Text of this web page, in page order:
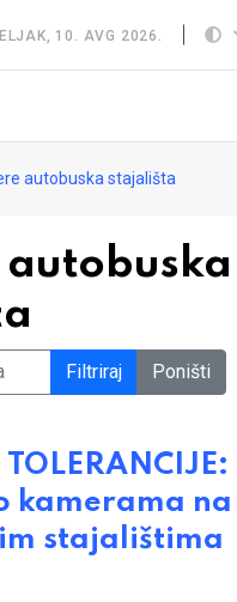
10. AVG 2026.
autobuska stajališta
Filtriraj Poništi
TOLERANCIJE:
kamerama na
stajalištima